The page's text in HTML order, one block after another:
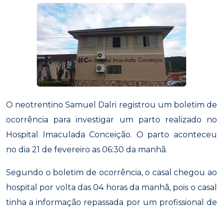
O neotrentino Samuel Dalri registrou um boletim de
ocorrência para investigar um parto realizado no
Hospital Imaculada Conceição. O parto aconteceu
no dia 21 de fevereiro as 06:30 da manhã.
Segundo o boletim de ocorrência, o casal chegou ao
hospital por volta das 04 horas da manhã, pois o casal
tinha a informação repassada por um profissional de